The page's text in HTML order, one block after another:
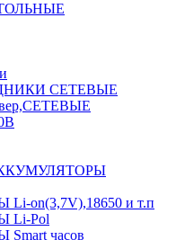
СЕТЕВЫЕ
on(3,7V),18650 и т.п
Li-Pol
часов